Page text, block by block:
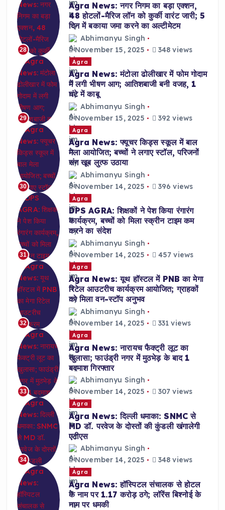
28
Agra News: नगर निगम का बड़ा एक्शन,
48 होटलों-मैरिज लॉन को कुर्की वारंट जारी; 5
दिन में बकाया जमा करने का अल्टीमेटम
Abhimanyu Singh
November 15, 2025
348 views
29
Agra
Agra News: मंटोला ढोलीखार में फोम गोदाम
में लगी भीषण आग; आतिशबाजी बनी वजह, 1
घंटे में काबू
Abhimanyu Singh
November 15, 2025
392 views
30
Agra
Agra News: फ्यूचर किड्स स्कूल में बाल
मेला आयोजित; बच्चों ने लगाए स्टॉल, परिजनों
संग खूब लुत्फ उठाया
Abhimanyu Singh
November 14, 2025
396 views
31
Agra
DPS AGRA: शिक्षकों ने पेश किया रंगारंग
कार्यक्रम, बच्चों को मिला स्क्रीन टाइम कम
करने का संदेश
Abhimanyu Singh
November 14, 2025
457 views
32
Agra
Agra News: यूथ हॉस्टल में PNB का मेगा
रिटेल आउटरीच कार्यक्रम आयोजित; ग्राहकों
को मिला वन-स्टॉप अनुभव
Abhimanyu Singh
November 14, 2025
331 views
33
Agra
Agra News: नारायच फैक्ट्री लूट का
खुलासा; फाउंड्री नगर में मुठभेड़ के बाद 1
बदमाश गिरफ्तार
Abhimanyu Singh
November 14, 2025
307 views
34
Agra
Agra News: दिल्ली धमाका: SNMC से
MD डॉ. परवेज के दोस्तों की कुंडली खंगालेगी
एटीएस
Abhimanyu Singh
November 14, 2025
348 views
Agra
Agra News: हॉस्पिटल संचालक से होटल
के नाम पर 1.17 करोड़ ठगे; लॉरेंस बिश्नोई के
नाम पर धमकी